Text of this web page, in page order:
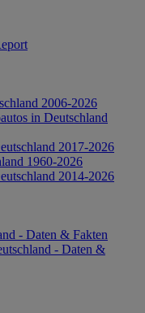
2006-2026
in Deutschland
2017-2026
1960-2026
2014-2026
- Daten & Fakten
- Daten &